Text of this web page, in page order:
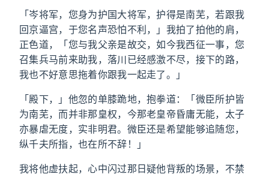
「岑将军，您身为护国大将军，护得是南芜，若跟我
回京逼宫，于您名声恐怕不利，」我拍了拍他的肩，
正色道，「您与我父亲是故交，如今我西征一事，您
召集兵马前来助我，落川已经感激不尽，接下的路，
我也不好意思拖着你跟我一起走了。」
「殿下，」他忽的单膝跪地，抱拳道：「微臣所护皆
为南芜，而并非那皇权，今那老皇帝昏庸无能，太子
亦暴虐无度，实非明君。微臣还是希望能够追随您，
纵千夫所指，也在所不辞！」
我将他虚扶起，心中闪过那日疑他背叛的场景，不禁